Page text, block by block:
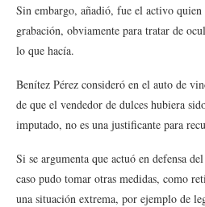
Sin embargo, añadió, fue el activo
grabación, obviamente para tratar de
lo que hacía.
Benítez Pérez consideró en el auto de
de que el vendedor de dulces hubiera
imputado, no es una justificante para
Si se argumenta que actuó en defensa
caso pudo tomar otras medidas, como
una situación extrema, por ejemplo de